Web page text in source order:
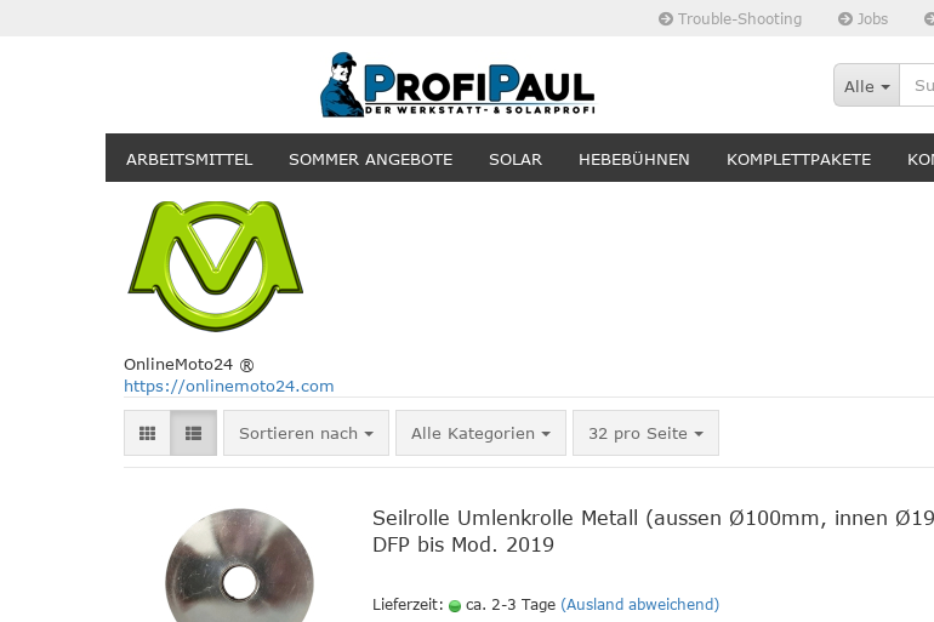
Trouble-Shooting Jobs
Alle
ARBEITSMITTEL SOMMER ANGEBOTE SOLAR HEBEBÜHNEN KOMPLETTPAKETE
OnlineMoto24 ®
https://onlinemoto24.com
Sortieren nach
Sortieren nach Alle Kategorien 32 pro Seite
pro Seite
Seilrolle Umlenkrolle Metall (aussen Ø100mm, innen
DFP bis Mod. 2019
Lieferzeit: ca. 2-3 Tage (Ausland abweichend)